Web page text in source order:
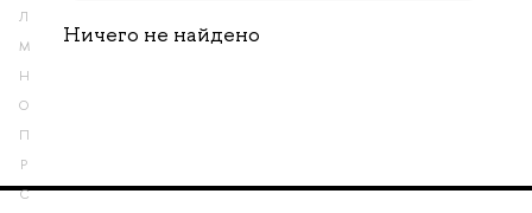
Л
М
Н
О
П
Р
С
Ничего не найдено